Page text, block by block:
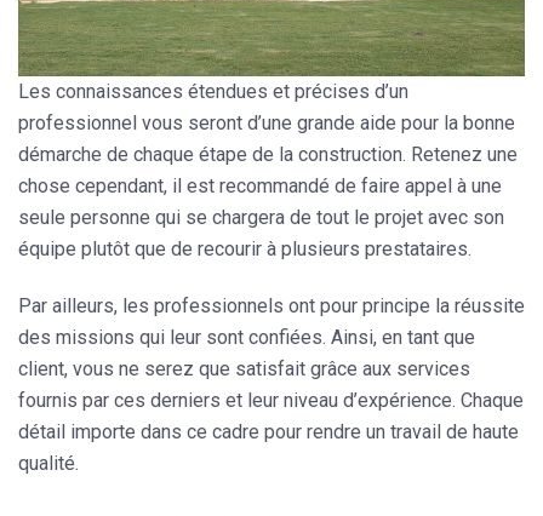
Les connaissances étendues et précises d’un
professionnel vous seront d’une grande aide pour la bonne
démarche de chaque étape de la construction. Retenez une
chose cependant, il est recommandé de faire appel à une
seule personne qui se chargera de tout le projet avec son
équipe plutôt que de recourir à plusieurs prestataires.
Par ailleurs, les professionnels ont pour principe la réussite
des missions qui leur sont confiées. Ainsi, en tant que
client, vous ne serez que satisfait grâce aux services
fournis par ces derniers et leur niveau d’expérience. Chaque
détail importe dans ce cadre pour rendre un travail de haute
qualité.